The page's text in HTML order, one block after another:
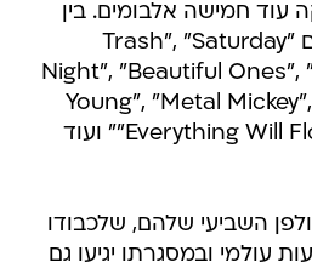
חמישה אלבומים. בין
להיטיהם הגדולים נמנים "Trash", "Saturday
Night", "Beautiful Ones",
Young", "Metal
"Everything Will Flow" ,"Stay Together" ועוד
השביעי שלהם, שלכבודו
עולמי ובמסגרתו יגיעו גם